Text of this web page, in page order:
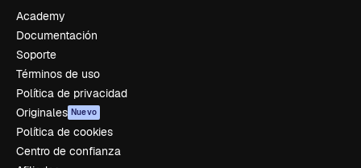
Academy
Documentación
Soporte
Términos de uso
Política de privacidad
Originales Nuevo
Política de cookies
Centro de confianza